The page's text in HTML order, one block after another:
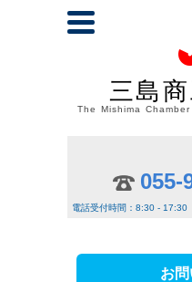
三島
The Mishima
055-
電話受付時間：8:30 - 17:30
お